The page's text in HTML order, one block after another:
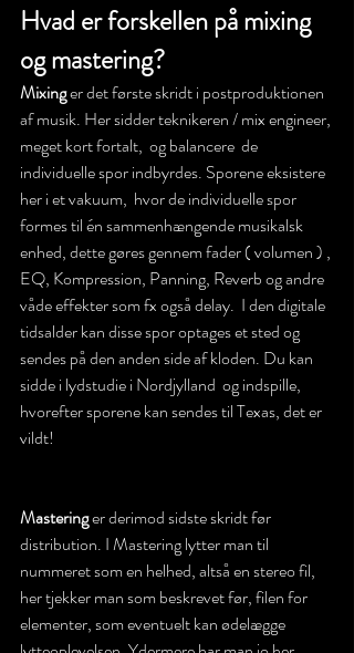
Hvad er forskellen på mixing
og mastering?
Mixing er det første skridt i postproduktionen
af musik. Her sidder teknikeren / mix engineer,
meget kort fortalt,  og balancere  de
individuelle spor indbyrdes. Sporene eksistere
her i et vakuum,  hvor de individuelle spor
formes til én sammenhængende musikalsk
enhed, dette gøres gennem fader ( volumen ) ,
EQ, Kompression, Panning, Reverb og andre
våde effekter som fx også delay.  I den digitale
tidsalder kan disse spor optages et sted og
sendes på den anden side af kloden. Du kan
sidde i lydstudie i Nordjylland  og indspille,
hvorefter sporene kan sendes til Texas, det er
vildt!
Mastering er derimod sidste skridt før
distribution. I Mastering lytter man til
nummeret som en helhed, altså en stereo fil,
her tjekker man som beskrevet før, filen for
elementer, som eventuelt kan ødelægge